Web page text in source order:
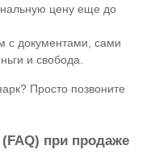
цену еще до
с документами, сами
и свобода.
Просто позвоните
при продаже